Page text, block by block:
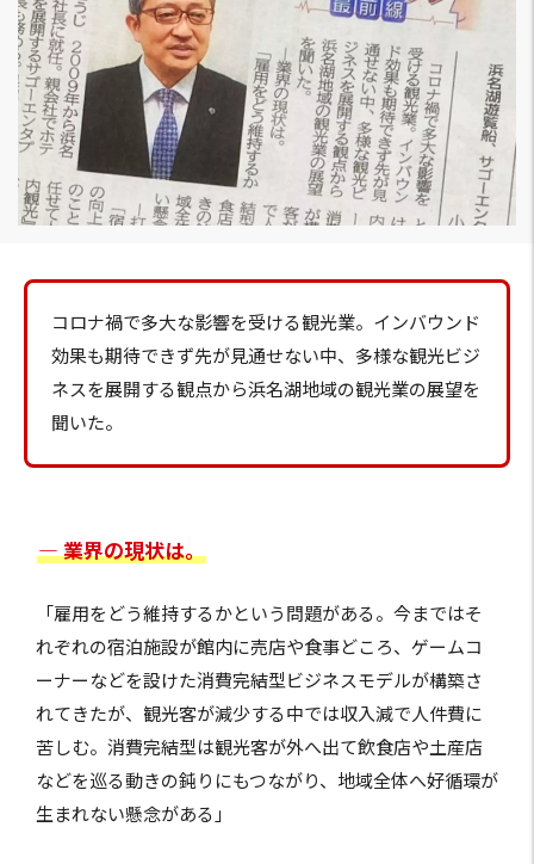
コロナ禍で多大な影響を受ける観光業。インバウンド
効果も期待できず先が見通せない中、多様な観光ビジ
ネスを展開する観点から浜名湖地域の観光業の展望を
聞いた。
― 業界の現状は。
「雇用をどう維持するかという問題がある。今まではそ
れぞれの宿泊施設が館内に売店や食事どころ、ゲームコ
ーナーなどを設けた消費完結型ビジネスモデルが構築さ
れてきたが、観光客が減少する中では収入減で人件費に
苦しむ。消費完結型は観光客が外へ出て飲食店や土産店
などを巡る動きの鈍りにもつながり、地域全体へ好循環が
生まれない懸念がある」